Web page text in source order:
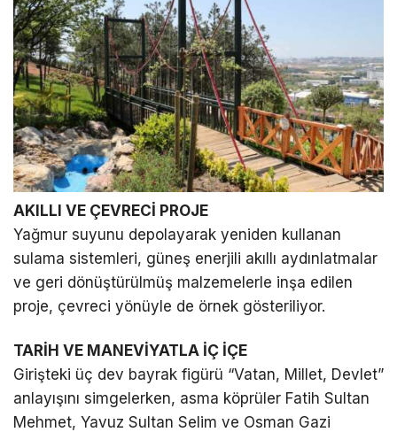
AKILLI VE ÇEVRECİ PROJE
Yağmur suyunu depolayarak yeniden kullanan
sulama sistemleri, güneş enerjili akıllı aydınlatmalar
ve geri dönüştürülmüş malzemelerle inşa edilen
proje, çevreci yönüyle de örnek gösteriliyor.
TARİH VE MANEVİYATLA İÇ İÇE
Girişteki üç dev bayrak figürü “Vatan, Millet, Devlet”
anlayışını simgelerken, asma köprüler Fatih Sultan
Mehmet, Yavuz Sultan Selim ve Osman Gazi